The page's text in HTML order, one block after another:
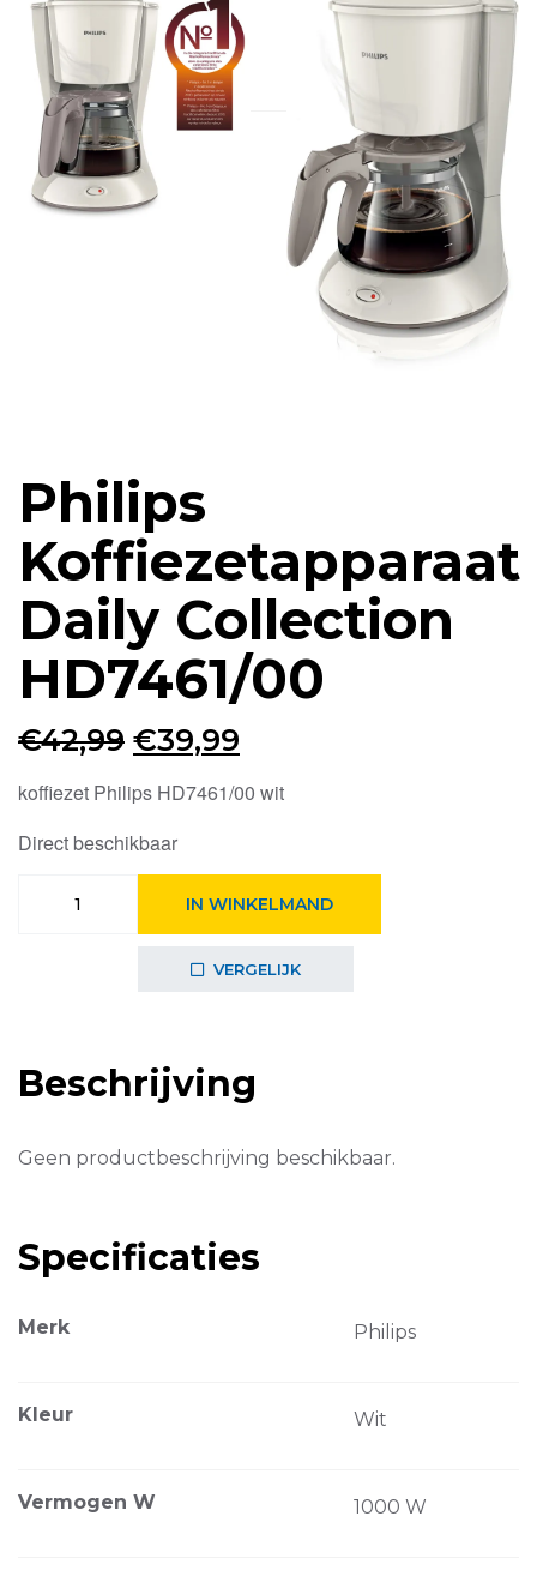
Philips
Koffiezetapparaat
Daily Collection
HD7461/00
€42,99 Oorspronkelijke
prijs
€39,99
prijs
koffiezet Philips HD7461/00 wit
Direct beschikbaar
Koffiezetapparaat
IN WINKELMAND
VERGELIJK
Beschrijving
Geen productbeschrijving beschikbaar.
Specificaties
Merk Philips
Kleur Wit
Vermogen W 1000 W